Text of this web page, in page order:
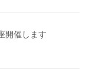
開催します